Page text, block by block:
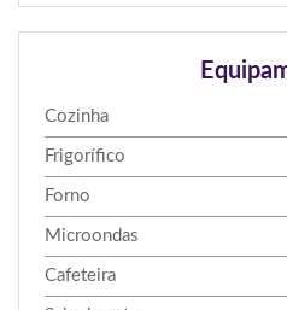
Cozinha
Frigorífico
Forno
Microondas
Cafeteira